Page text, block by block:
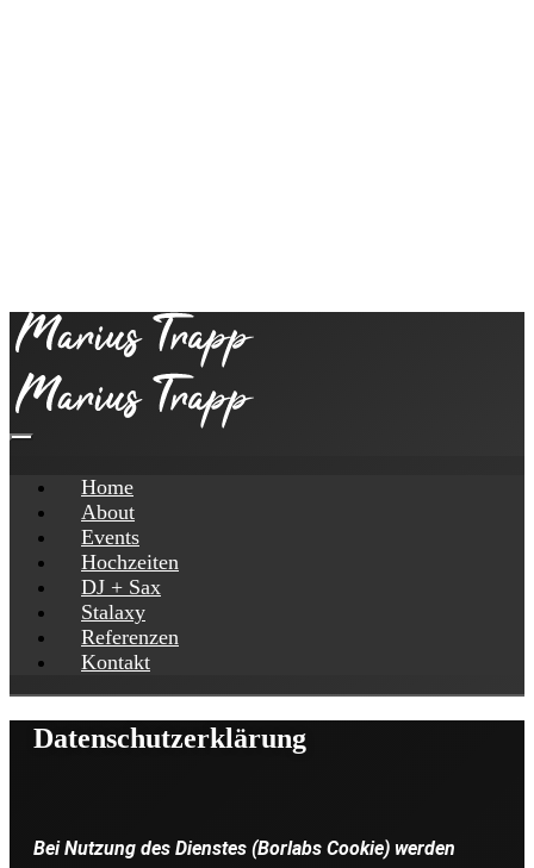
Home
About
Events
Hochzeiten
DJ + Sax
Stalaxy
Referenzen
Kontakt
Datenschutzerklärung
Bei Nutzung des Dienstes (Borlabs Cookie) werden